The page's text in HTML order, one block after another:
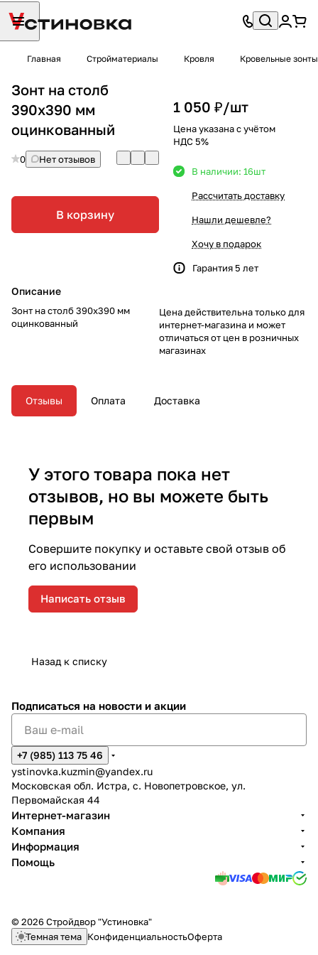
Главная Стройматериалы Кровля Кровельные
Зонт на столб
390х390 мм
оцинкованный
0 Нет отзывов
В корзину
Описание
Зонт на столб 390х390 мм
оцинкованный
1 050 ₽/шт
Цена указана с учётом
НДС 5%
В наличии: 16шт
Рассчитать доставку
Нашли дешевле?
Хочу в подарок
Гарантия 5 лет
Цена действительна только для
интернет-магазина и может
отличаться от цен в розничных
магазинах
Отзывы Оплата Доставка
У этого товара пока нет
отзывов, но вы можете быть
первым
Совершите покупку и оставьте свой отзыв об
его использовании
Написать отзыв
Назад к списку
Подписаться на новости и акции
+7 (985) 113 75 46
ystinovka.kuzmin@yandex.ru
Московская обл. Истра, с. Новопетровское, ул.
Первомайская 44
Интернет-магазин
Компания
Информация
Помощь
© 2026 Стройдвор "Устиновка"
Темная тема КонфиденциальностьОферта